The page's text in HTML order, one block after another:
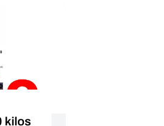
kilos